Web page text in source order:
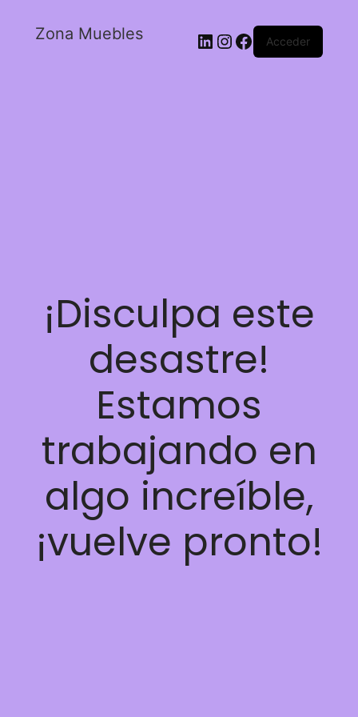
Zona Muebles Acceder
¡Disculpa este
desastre!
Estamos
trabajando en
algo increíble,
¡vuelve pronto!